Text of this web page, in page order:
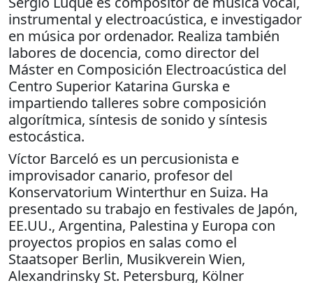
instrumental y electroacústica, e investigador
en música por ordenador. Realiza también
labores de docencia, como director del
Máster en Composición Electroacústica del
Centro Superior Katarina Gurska e
impartiendo talleres sobre composición
algorítmica, síntesis de sonido y síntesis
estocástica.
Víctor Barceló es un percusionista e
improvisador canario, profesor del
Konservatorium Winterthur en Suiza. Ha
presentado su trabajo en festivales de Japón,
EE.UU., Argentina, Palestina y Europa con
proyectos propios en salas como el
Staatsoper Berlin, Musikverein Wien,
Alexandrinsky St. Petersburg, Kölner